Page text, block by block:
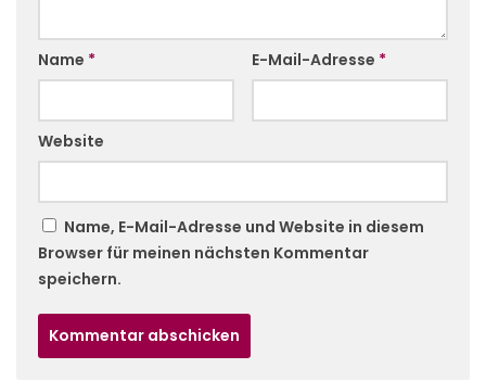
Name * E-Mail-Adresse *
Website
Name, E-Mail-Adresse und Website in diesem
Browser für meinen nächsten Kommentar
speichern.